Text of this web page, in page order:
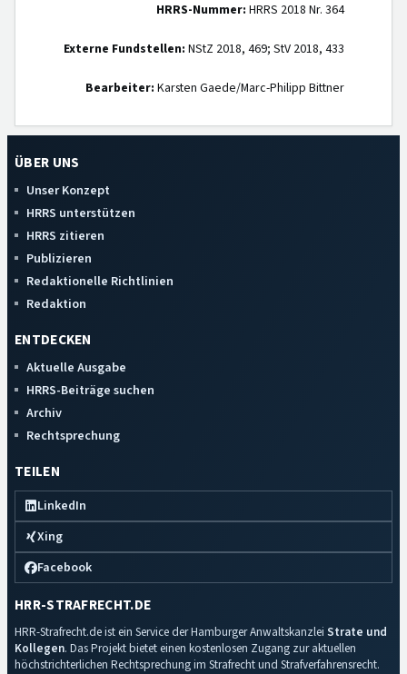
HRRS-Nummer: HRRS 2018 Nr. 364
Externe Fundstellen: NStZ 2018, 469; StV 2018, 433
Bearbeiter: Karsten Gaede/Marc-Philipp Bittner
ÜBER UNS
Unser Konzept
HRRS unterstützen
HRRS zitieren
Publizieren
Redaktionelle Richtlinien
Redaktion
ENTDECKEN
Aktuelle Ausgabe
HRRS-Beiträge suchen
Archiv
Rechtsprechung
TEILEN
LinkedIn
Xing
Facebook
HRR-STRAFRECHT.DE
HRR-Strafrecht.de ist ein Service der Hamburger Anwaltskanzlei Strate und
Kollegen. Das Projekt bietet einen kostenlosen Zugang zur aktuellen
höchstrichterlichen Rechtsprechung im Strafrecht und Strafverfahrensrecht.